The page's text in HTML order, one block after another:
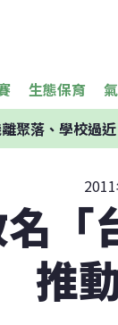
生態保育
聚落、學校過
「
推